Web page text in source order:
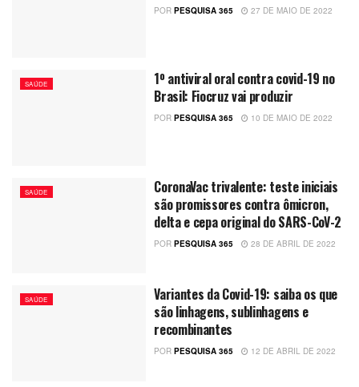
POR PESQUISA 365 27 DE MAIO DE 2022
SAÚDE
1º antiviral oral contra covid-19 no
Brasil: Fiocruz vai produzir
POR PESQUISA 365 10 DE MAIO DE 2022
SAÚDE
CoronaVac trivalente: teste iniciais
são promissores contra ômicron,
delta e cepa original do SARS-CoV-2
POR PESQUISA 365 28 DE ABRIL DE 2022
SAÚDE
Variantes da Covid-19: saiba os que
são linhagens, sublinhagens e
recombinantes
POR PESQUISA 365 12 DE ABRIL DE 2022